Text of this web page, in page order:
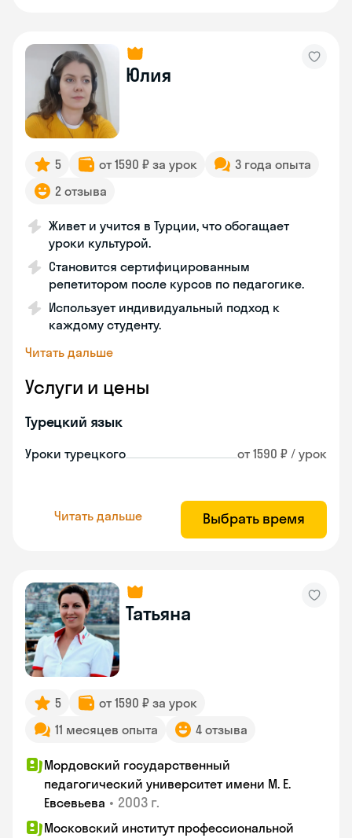
Юлия
5 от 1590 ₽ за урок
3 года опыта
2 отзыва
Живет и учится в Турции, что обогащает
уроки культурой.
Становится сертифицированным
репетитором после курсов по педагогике.
Использует индивидуальный подход к
каждому студенту.
Читать дальше
Услуги и цены
Турецкий язык
Уроки турецкого от 1590 ₽ / урок
Читать дальше Выбрать время
Татьяна
5
от 1590 ₽ за урок
11 месяцев опыта
4 отзыва
Мордовский государственный
педагогический университет имени М. Е.
Евсевьева • 2003 г.
Московский институт профессиональной